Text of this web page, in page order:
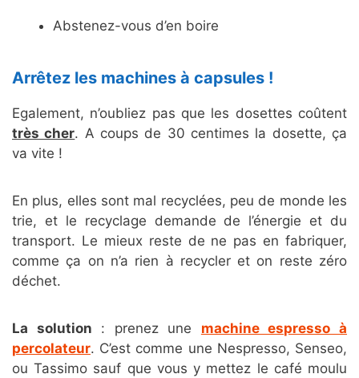
Abstenez-vous d’en boire
Arrêtez les machines à capsules !
Egalement, n’oubliez pas que les dosettes coûtent
très cher. A coups de 30 centimes la dosette, ça
va vite !
En plus, elles sont mal recyclées, peu de monde les
trie, et le recyclage demande de l’énergie et du
transport. Le mieux reste de ne pas en fabriquer,
comme ça on n’a rien à recycler et on reste zéro
déchet.
La solution : prenez une machine espresso à
percolateur. C’est comme une Nespresso, Senseo,
ou Tassimo sauf que vous y mettez le café moulu